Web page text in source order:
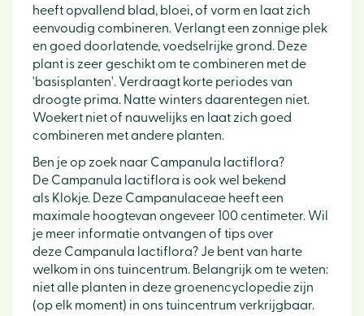
heeft opvallend blad, bloei, of vorm en laat zich
eenvoudig combineren. Verlangt een zonnige plek
en goed doorlatende, voedselrijke grond. Deze
plant is zeer geschikt om te combineren met de
'basisplanten'. Verdraagt korte periodes van
droogte prima. Natte winters daarentegen niet.
Woekert niet of nauwelijks en laat zich goed
combineren met andere planten.
Ben je op zoek naar Campanula lactiflora?
De Campanula lactiflora is ook wel bekend
als Klokje. Deze Campanulaceae heeft een
maximale hoogtevan ongeveer 100 centimeter. Wil
je meer informatie ontvangen of tips over
deze Campanula lactiflora? Je bent van harte
welkom in ons tuincentrum. Belangrijk om te weten:
niet alle planten in deze groenencyclopedie zijn
(op elk moment) in ons tuincentrum verkrijgbaar.